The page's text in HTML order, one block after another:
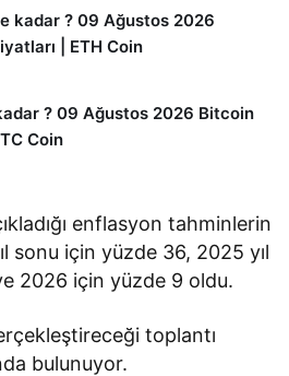
kadar ? 09 Ağustos 2026
| ETH Coin
? 09 Ağustos 2026 Bitcoin
Coin
enflasyon tahminlerin
sonu için yüzde 36, 2025 yıl
2026 için yüzde 9 oldu.
toplantı
bulunuyor.